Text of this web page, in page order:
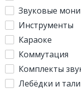
Звуковые
Инструменты
Караоке
Коммутация
Комплекты
Лебёдки и тали